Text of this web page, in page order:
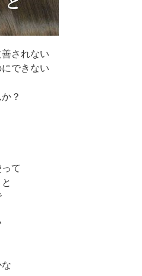
されない
できない
？
て